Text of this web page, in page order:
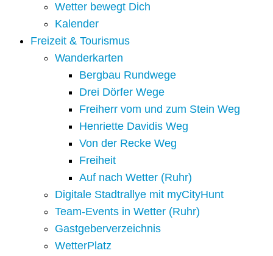
Wetter bewegt Dich
Kalender
Freizeit & Tourismus
Wanderkarten
Bergbau Rundwege
Drei Dörfer Wege
Freiherr vom und zum Stein Weg
Henriette Davidis Weg
Von der Recke Weg
Freiheit
Auf nach Wetter (Ruhr)
Digitale Stadtrallye mit myCityHunt
Team-Events in Wetter (Ruhr)
Gastgeberverzeichnis
WetterPlatz